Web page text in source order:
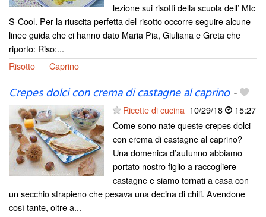
lezione sui risotti della scuola dell’ Mtc
S-Cool. Per la riuscita perfetta del risotto occorre seguire alcune
linee guida che ci hanno dato Maria Pia, Giuliana e Greta che
riporto: Riso:...
Risotto
Caprino
Crepes dolci con crema di castagne al caprino-
Ricette di cucina 10/29/18
15:27
Come sono nate queste crepes dolci
con crema di castagne al caprino?
Una domenica d’autunno abbiamo
portato nostro figlio a raccogliere
castagne e siamo tornati a casa con
un secchio strapieno che pesava una decina di chili. Avendone
così tante, oltre a...